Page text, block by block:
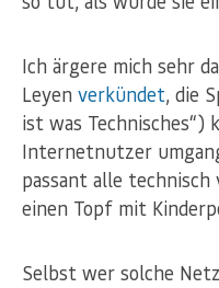
Ich ärgere mich sehr
Leyen verkündet, die
ist was Technisches“)
Internetnutzer
passant alle
einen Topf mit
Selbst wer solche